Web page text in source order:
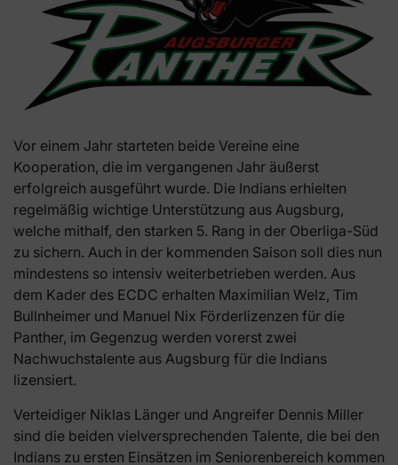
Vor einem Jahr starteten beide Vereine eine
Kooperation, die im vergangenen Jahr äußerst
erfolgreich ausgeführt wurde. Die Indians erhielten
regelmäßig wichtige Unterstützung aus Augsburg,
welche mithalf, den starken 5. Rang in der Oberliga-Süd
zu sichern. Auch in der kommenden Saison soll dies nun
mindestens so intensiv weiterbetrieben werden. Aus
dem Kader des ECDC erhalten Maximilian Welz, Tim
Bullnheimer und Manuel Nix Förderlizenzen für die
Panther, im Gegenzug werden vorerst zwei
Nachwuchstalente aus Augsburg für die Indians
lizensiert.
Verteidiger Niklas Länger und Angreifer Dennis Miller
sind die beiden vielversprechenden Talente, die bei den
Indians zu ersten Einsätzen im Seniorenbereich kommen